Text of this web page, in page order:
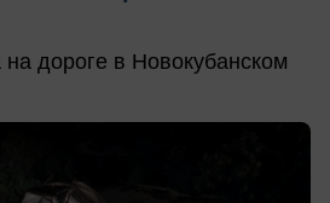
дороге в Новокубанском